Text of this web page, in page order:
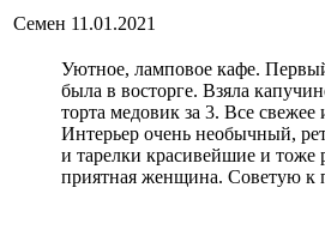
Семен 11.01.2021
Уютное, ламповое кафе.
была в восторге. Взяла
торта медовик за 3. Все свежее
Интерьер очень необычный,
и тарелки красивейшие и тоже
приятная женщина. Советую к